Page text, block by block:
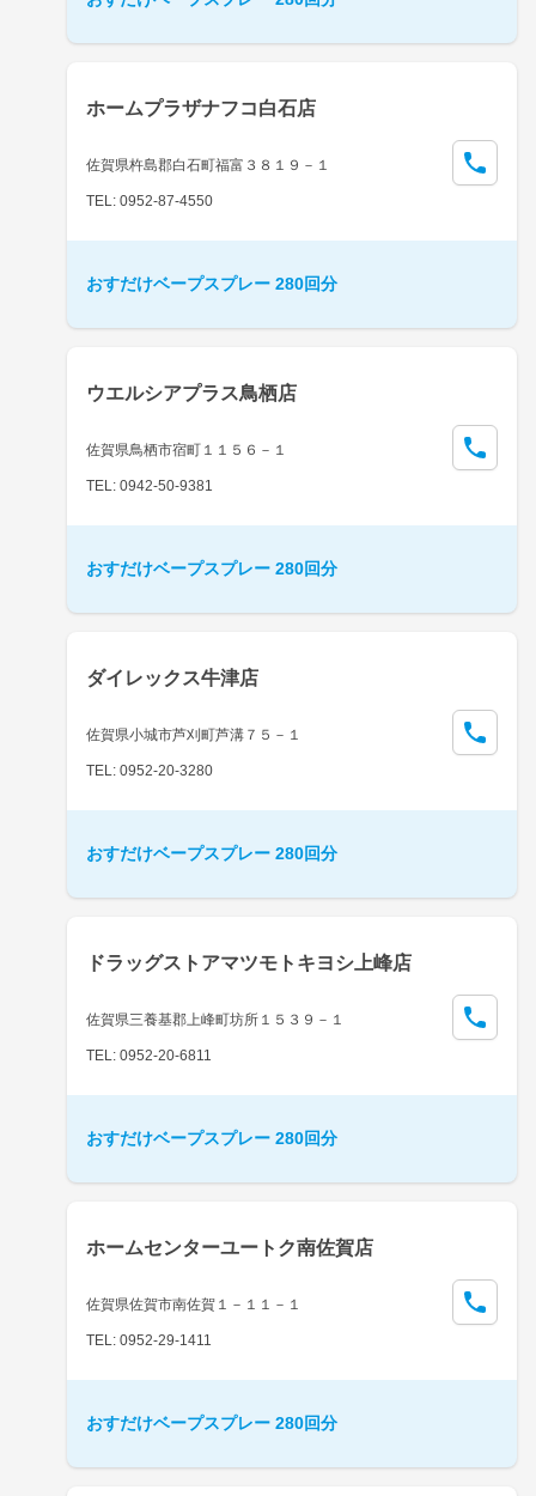
ホームプラザナフコ白石店
佐賀県杵島郡白石町福富３８１９－１
TEL: 0952-87-4550
おすだけベープスプレー 280回分
ウエルシアプラス鳥栖店
佐賀県鳥栖市宿町１１５６－１
TEL: 0942-50-9381
おすだけベープスプレー 280回分
ダイレックス牛津店
佐賀県小城市芦刈町芦溝７５－１
TEL: 0952-20-3280
おすだけベープスプレー 280回分
ドラッグストアマツモトキヨシ上峰店
佐賀県三養基郡上峰町坊所１５３９－１
TEL: 0952-20-6811
おすだけベープスプレー 280回分
ホームセンターユートク南佐賀店
佐賀県佐賀市南佐賀１－１１－１
TEL: 0952-29-1411
おすだけベープスプレー 280回分